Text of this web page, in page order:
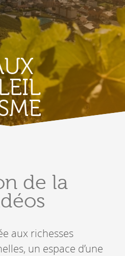
de la
aux richesses
un espace d’une